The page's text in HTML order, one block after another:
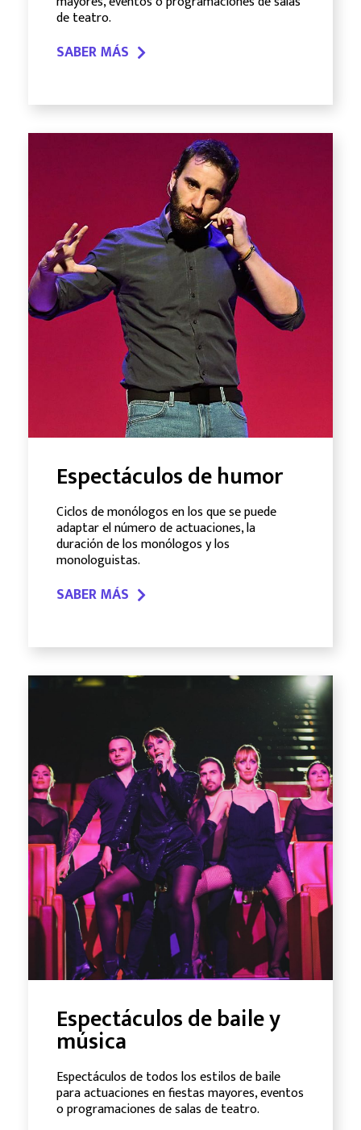
de teatro.
SABER MÁS
Espectáculos de humor
Ciclos de monólogos en los que se puede
adaptar el número de actuaciones, la
duración de los monólogos y los
monologuistas.
SABER MÁS
Espectáculos de baile y
música
Espectáculos de todos los estilos de baile
para actuaciones en fiestas mayores, eventos
o programaciones de salas de teatro.